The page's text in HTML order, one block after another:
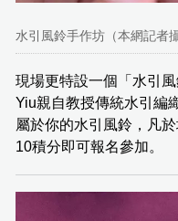
水引風鈴手作坊（本網記者攝
現場更特設一個「水引
Yiu親自教授傳統水引編
屬於你的水引風鈴，凡
10積分即可報名參加。